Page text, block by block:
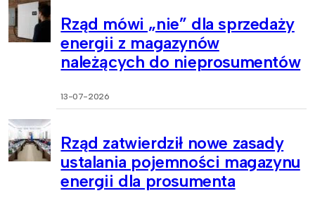
Rząd mówi „nie” dla sprzedaży
energii z magazynów
należących do nieprosumentów
13-07-2026
Rząd zatwierdził nowe zasady
ustalania pojemności magazynu
energii dla prosumenta